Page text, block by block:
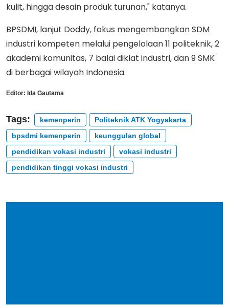
kulit, hingga desain produk turunan," katanya.
BPSDMI, lanjut Doddy, fokus mengembangkan SDM
industri kompeten melalui pengelolaan 11 politeknik, 2
akademi komunitas, 7 balai diklat industri, dan 9 SMK
di berbagai wilayah Indonesia.
Editor: Ida Gautama
Tags: kemenperin
Politeknik ATK Yogyakarta
bpsdmi kemenperin
keunggulan global
pendidikan vokasi industri
vokasi industri
pendidikan tinggi vokasi industri